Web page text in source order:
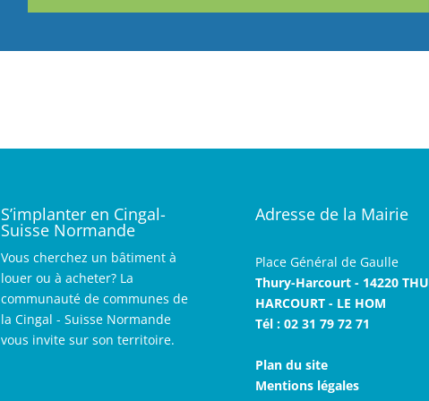
S’implanter en Cingal-
Suisse Normande
Vous cherchez un bâtiment à
louer ou à acheter? La
communauté de communes de
la Cingal - Suisse Normande
vous invite sur son territoire.
Adresse de la Mairie
Place Général de Gaulle
Thury-Harcourt - 14220
HARCOURT - LE HOM
Tél : 02 31 79 72 71
Plan du site
Mentions légales